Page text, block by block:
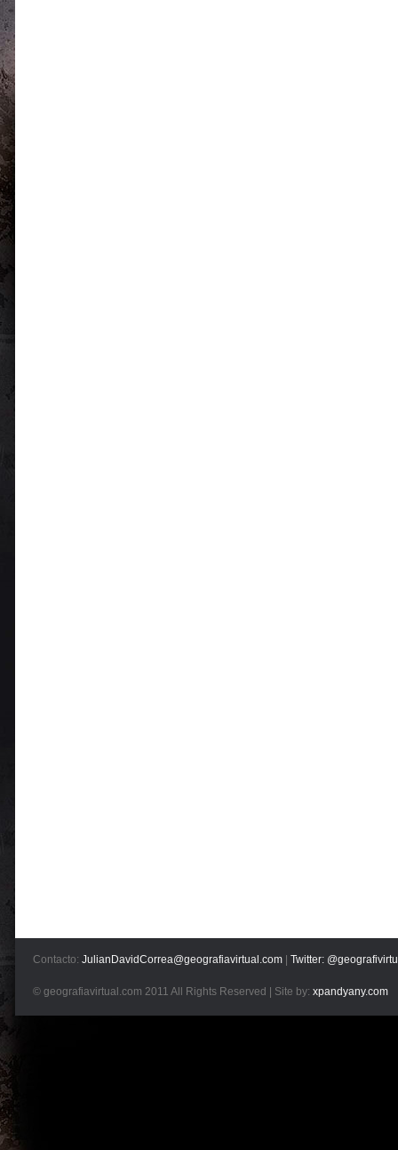
Contacto: JulianDavidCorrea@geografiavirtual.com Twitter:
© geografiavirtual.com 2011 All Rights Reserved | Site by: xpandyany.com